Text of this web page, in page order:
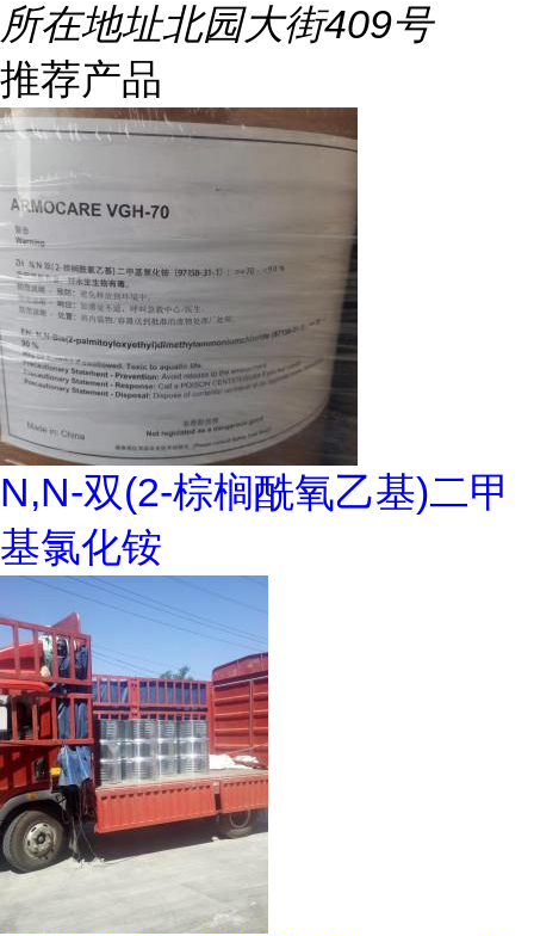
所在地址北园大街409号
推荐产品
N,N-双(2-棕榈酰氧乙基)二甲
基氯化铵